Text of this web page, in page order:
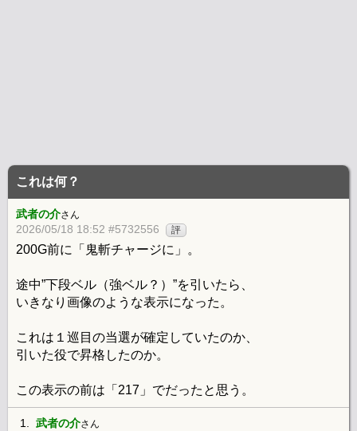
これは何？
武者の介さん
2026/05/18 18:52 #5732556 評
200G前に「鬼斬チャージに」。
途中”下段ベル（強ベル？）”を引いたら、
いきなり画像のような表示になった。
これは１巡目の当選が確定していたのか、
引いた役で昇格したのか。
この表示の前は「217」でだったと思う。
1. 武者の介さん